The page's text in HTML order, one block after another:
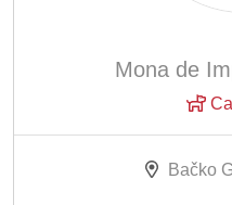
Mona de
Bačko